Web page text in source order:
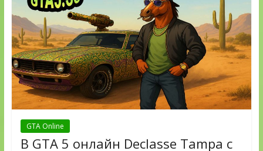
GTA Online
В GTA 5 онлайн Declasse Tampa с